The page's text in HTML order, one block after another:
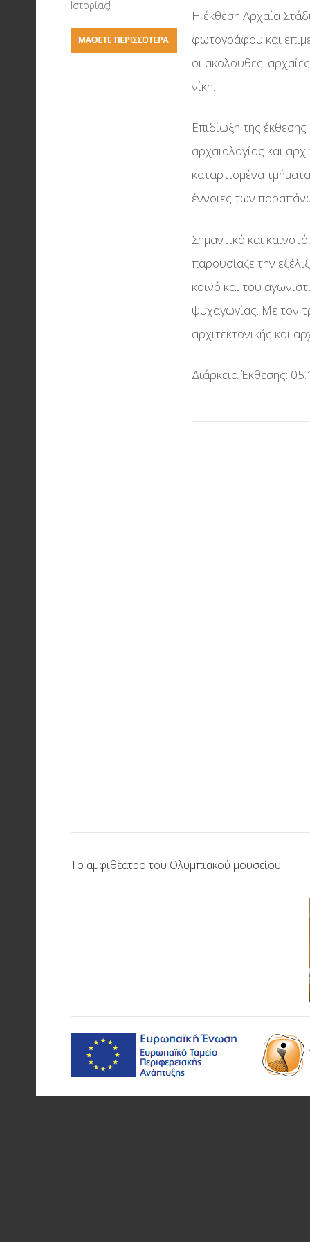
Η έκθεση Αρχαία
φωτογράφου και
οι ακόλουθες:
νίκη.
Επιδίωξη της
αρχαιολογίας και
καταρτισμένα
έννοιες των
Σημαντικό και
παρουσίαζε την
κοινό και του
ψυχαγωγίας. Με τον
αρχιτεκτονικής και
Διάρκεια Έκθεσης:
Το Υπουργείο
Έρευνας &
Σύμφωνο
Η τέχνη του
Ολυμπιακή
Δάδες & Μετάλλια
Έκθεση Μπάσκετ
Αρχαία Στάδια &
στην Αρχαιότητα
Ιστορίας!
Το αμφιθέατρο του Ολυμπιακού μουσείου